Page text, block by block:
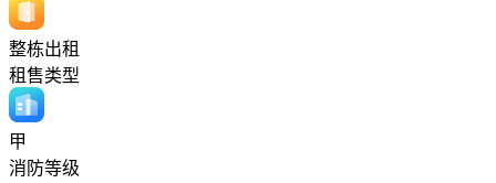
整栋出租
租售类型
甲
消防等级